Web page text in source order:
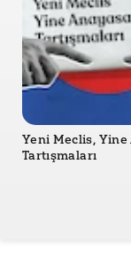
Yeni Meclis, Yine
Tartışmaları